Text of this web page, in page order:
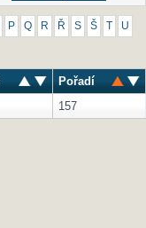
P Q R Ř S Š U
Pořadí
157